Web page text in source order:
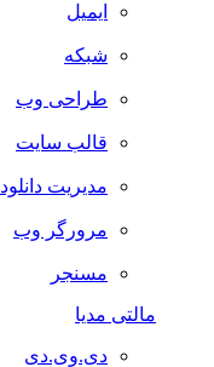
ایمیل
شبکه
طراحی وب
قالب سایت
مدیریت دانلود
مرورگر وب
مسنجر
مالتی مدیا
دی.وی.دی